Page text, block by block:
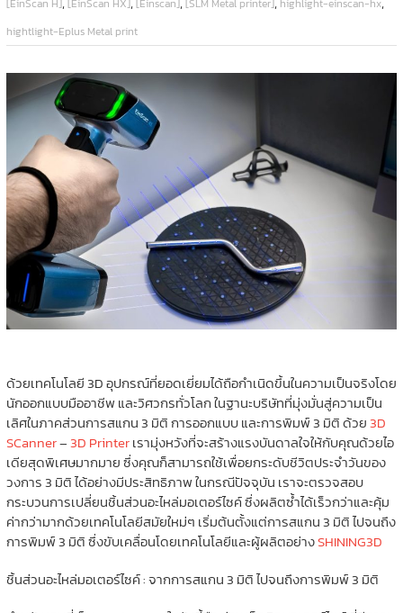
[EinScan H] [EinScan HX] [Einscan] [SLM Metal printer] highlight-einscan-hx
hightlight-Eplus Metal print
ด้วยเทคโนโลยี 3D อุปกรณ์ที่ยอดเยี่ยมได้ถือกำเนิดขึ้นในความเป็นจริงโดย
นักออกแบบมืออาชีพ และวิศวกรทั่วโลก ในฐานะบริษัทที่มุ่งมั่นสู่ความเป็น
เลิศในภาคส่วนการสแกน 3 มิติ การออกแบบ และการพิมพ์ 3 มิติ ด้วย3D
SCanner–3D Printerเรามุ่งหวังที่จะสร้างแรงบันดาลใจให้กับคุณด้วยไอ
เดียสุดพิเศษมากมาย ซึ่งคุณก็สามารถใช้เพื่อยกระดับชีวิตประจำวันของ
วงการ 3 มิติ ได้อย่างมีประสิทธิภาพ ในกรณีปัจจุบัน เราจะตรวจสอบ
กระบวนการเปลี่ยนชิ้นส่วนอะไหล่มอเตอร์ไซค์ ซึ่งผลิตซ้ำได้เร็วกว่าและคุ้ม
ค่ากว่ามากด้วยเทคโนโลยีสมัยใหม่ๆ เริ่มต้นตั้งแต่การสแกน 3 มิติ ไปจนถึง
การพิมพ์ 3 มิติ ซึ่งขับเคลื่อนโดยเทคโนโลยีและผู้ผลิตอย่างSHINING3D
ชิ้นส่วนอะไหล่มอเตอร์ไซค์ : จากการสแกน 3 มิติ ไปจนถึงการพิมพ์ 3 มิติ